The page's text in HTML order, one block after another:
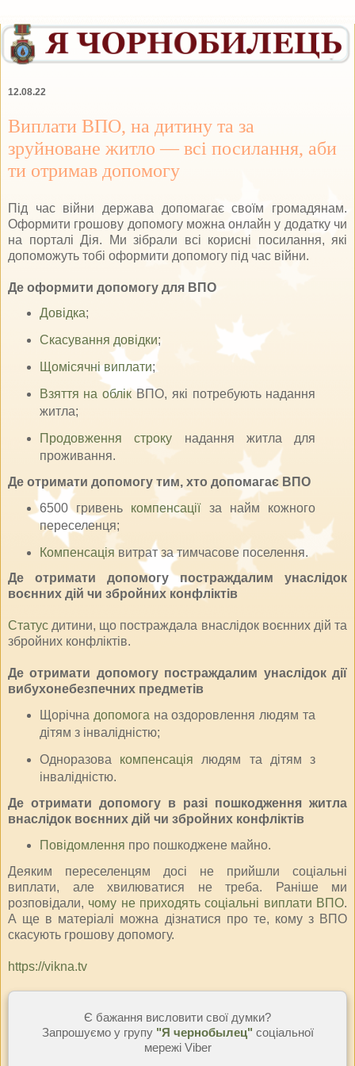
12.08.22
Виплати ВПО, на дитину та за
зруйноване житло — всі посилання, аби
ти отримав допомогу
Під час війни держава допомагає своїм громадянам.
Оформити грошову допомогу можна онлайн у додатку чи
на порталі Дія. Ми зібрали всі корисні посилання, які
допоможуть тобі оформити допомогу під час війни.
Де оформити допомогу для ВПО
Довідка;
Скасування довідки;
Щомісячні виплати;
Взяття на облікВПО, які потребують надання
житла;
Продовження строку надання житла для
проживання.
Де отримати допомогу тим, хто допомагає ВПО
6500 гривень компенсаціїза найм кожного
переселенця;
Компенсація витрат за тимчасове поселення.
Де отримати допомогу постраждалим унаслідок
воєнних дій чи збройних конфліктів
Статус дитини, що постраждала внаслідок воєнних дій та
збройних конфліктів.
Де отримати допомогу постраждалим унаслідок дії
вибухонебезпечних предметів
Щорічна допомога на оздоровлення людям та
дітям з інвалідністю;
Одноразова компенсація людям та дітям з
інвалідністю.
Де отримати допомогу в разі пошкодження житла
внаслідок воєнних дій чи збройних конфліктів
Повідомлення про пошкоджене майно.
Деяким переселенцям досі не прийшли соціальні
виплати, але хвилюватися не треба. Раніше ми
розповідали, чому не приходять соціальні виплати ВПО.
А ще в матеріалі можна дізнатися про те, кому з ВПО
скасують грошову допомогу.
https://vikna.tv
Є бажання висловити свої думки?
Запрошуємо у групу "Я чернобылец" соціальної
мережі Viber